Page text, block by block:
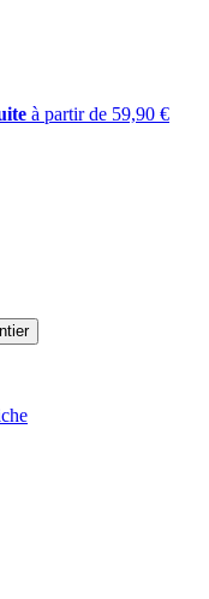
à partir de 59,90 €